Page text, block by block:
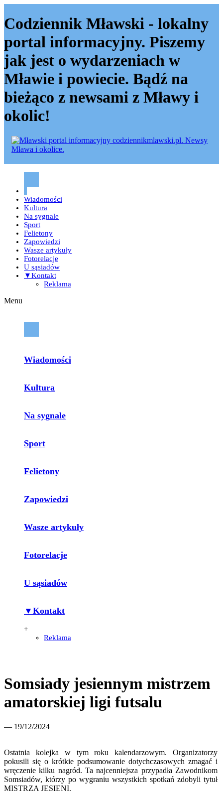
Codziennik Mławski - lokalny
portal informacyjny. Piszemy
jak jest o wydarzeniach w
Mławie i powiecie. Bądź na
bieżąco z newsami z Mławy i
okolic!
Codziennik mławski – Mława
Wiadomości
Kultura
Na sygnale
Sport
Felietony
Zapowiedzi
Wasze artykuły
Fotorelacje
U sąsiadów
▼Kontakt
Reklama
Menu
Wiadomości
Kultura
Na sygnale
Sport
Felietony
Zapowiedzi
Wasze artykuły
Fotorelacje
U sąsiadów
▼Kontakt
+
Reklama
Somsiady jesiennym mistrzem
amatorskiej ligi futsalu
— 19/12/2024
Ostatnia kolejka w tym roku kalendarzowym. Organizatorzy
pokusili się o krótkie podsumowanie dotychczasowych zmagać i
wręczenie kilku nagród. Ta najcenniejsza przypadła Zawodnikom
Somsiadów, którzy po wygraniu wszystkich spotkań zdobyli tytuł
MISTRZA JESIENI.